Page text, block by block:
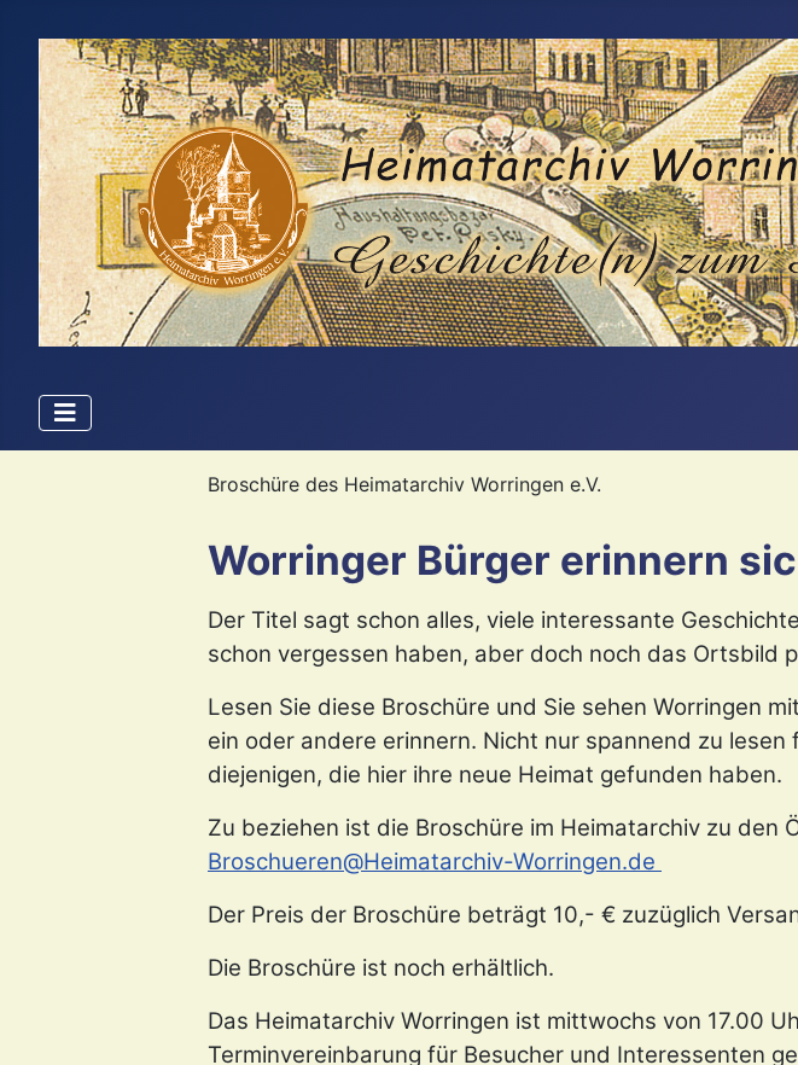
Broschüre des Heimatarchiv Worringen e.V.
Worringer Bürger erinnern
Der Titel sagt schon alles, viele interessante
schon vergessen haben, aber doch noch das Ortsbild
Lesen Sie diese Broschüre und Sie sehen Worringen
ein oder andere erinnern. Nicht nur spannend zu
diejenigen, die hier ihre neue Heimat gefunden haben.
Zu beziehen ist die Broschüre im Heimatarchiv zu den
Broschueren@Heimatarchiv-Worringen.de
Der Preis der Broschüre beträgt 10,- € zuzüglich
Die Broschüre ist noch erhältlich.
Das Heimatarchiv Worringen ist mittwochs von 17.00
Terminvereinbarung für Besucher und Interessenten